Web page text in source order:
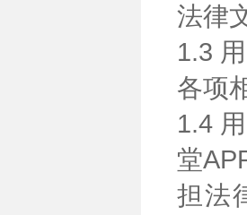
法律
1.3
各项
1.4
堂
担法